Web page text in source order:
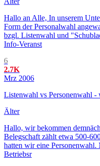
Hallo an Alle, In unserem
Form der Personalwahl
bzgl. Listenwahl und
Info-Veranst
6
2.7K
Mrz 2006
Listenwahl vs Personenwahl -
Älter
Hallo, wir bekommen
Belegschaft zählt etwa 500-
hatten wir eine Personenwahl.
Betriebsr